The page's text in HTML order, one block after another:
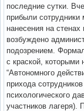
последние сутки.
прибыли сотрудники
нанесения на
возбуждено
подозрением.
с краской, которыми
“Автономного
прихода
психологического
участников лагеря).